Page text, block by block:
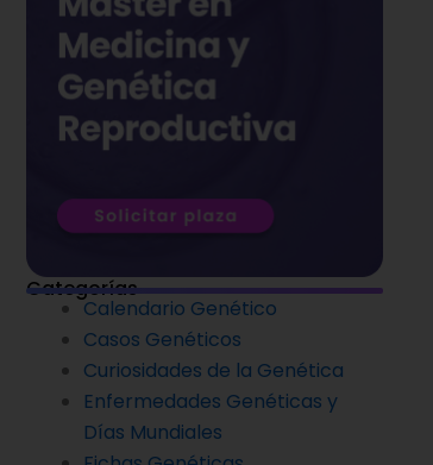
Categorías
Calendario Genético
Casos Genéticos
Curiosidades de la Genética
Enfermedades Genéticas y
Días Mundiales